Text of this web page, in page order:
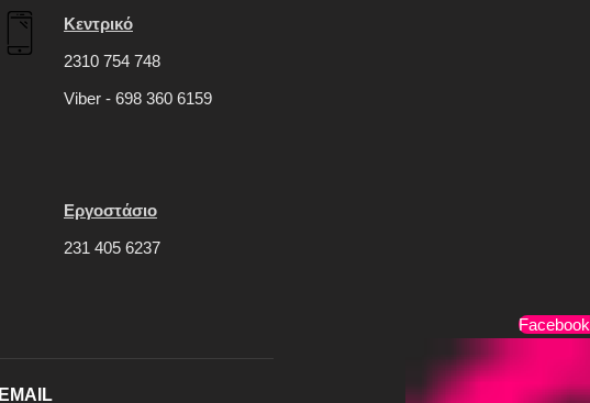
Κεντρικό
2310 754 748
Viber - 698 360 6159
Εργοστάσιο
231 405 6237
EMAIL
Facebook